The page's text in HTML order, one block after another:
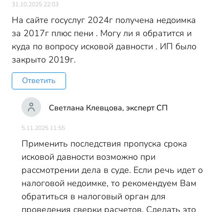
31.10.2025 22:03
На сайте госуслуг 2024г получена недоимка
за 2017г плюс пени . Могу ли я обратится и
куда по вопросу исковой давности . ИП было
закрыто 2019г.
Ответить
Светлана Клевцова, эксперт СП
5.11.2025 11:55
Применить последствия пропуска срока
исковой давности возможно при
рассмотрении дела в суде. Если речь идет о
налоговой недоимке, то рекомендуем Вам
обратиться в налоговый орган для
проведения сверки расчетов. Сделать это